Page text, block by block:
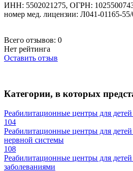
ИНН: 5502021275, ОГРН:
номер мед. лицензии: Л041-01165-
Всего отзывов: 0
Нет рейтинга
Оставить отзыв
Категории, в которых
Реабилитационные центры для
104
Реабилитационные центры для детей
нервной системы
108
Реабилитационные центры для
заболеваниями